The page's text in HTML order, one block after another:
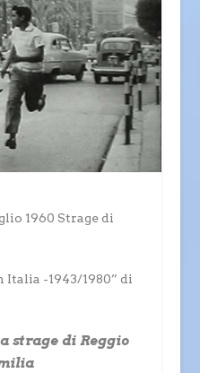
1960 Strage di
-1943/1980” di
strage di Reggio